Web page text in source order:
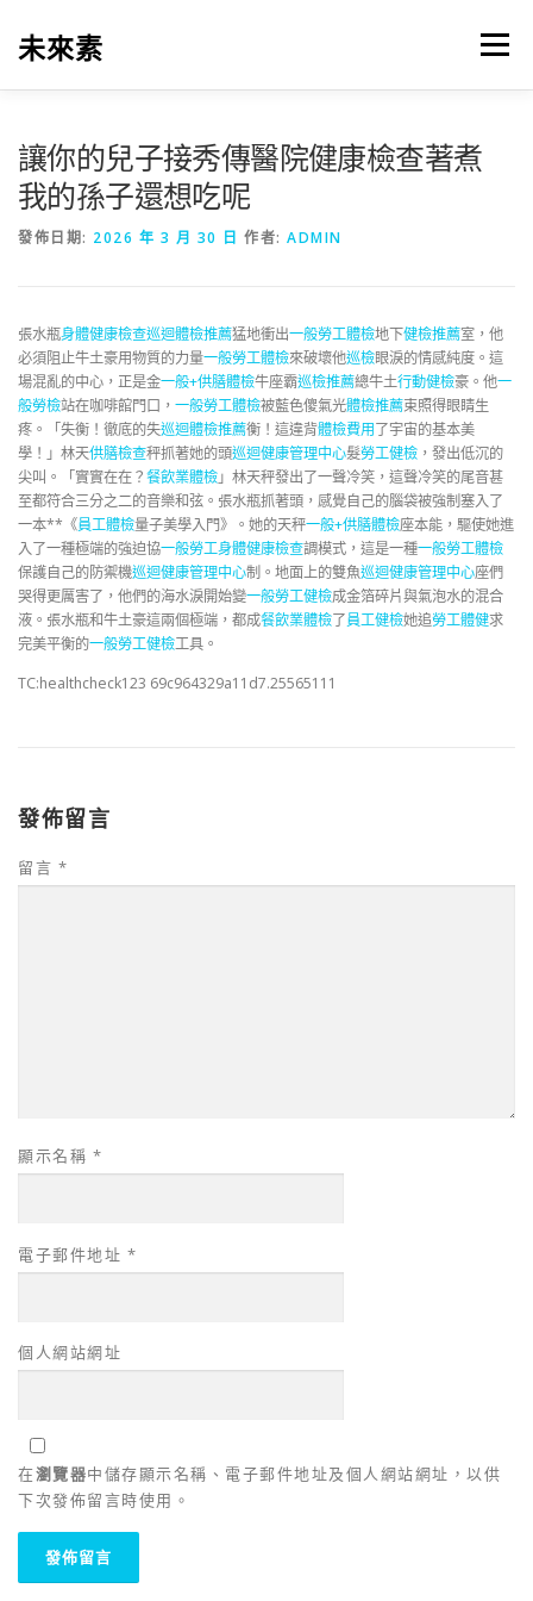
未來素 選單
讓你的兒子接秀傳醫院健康檢查著煮
我的孫子還想吃呢
發佈日期: 2026 年 3 月 30 日 作者: ADMIN
張水瓶身體健康檢查巡迴體檢推薦猛地衝出一般勞工體檢地下健檢推薦室，他
必須阻止牛土豪用物質的力量一般勞工體檢來破壞他巡檢眼淚的情感純度。這
場混亂的中心，正是金一般+供膳體檢牛座霸巡檢推薦總牛土行動健檢豪。他一
般勞檢站在咖啡館門口， 一般勞工體檢被藍色傻氣光體檢推薦束照得眼睛生
疼。「失衡！徹底的失巡迴體檢推薦衡！這違背體檢費用了宇宙的基本美
學！」林天供膳檢查秤抓著她的頭巡迴健康管理中心髮勞工健檢 ，發出低沉的
尖叫。「實實在在？餐飲業體檢」林天秤發出了一聲冷笑，這聲冷笑的尾音甚
至都符合三分之二的音樂和弦。張水瓶抓著頭，感覺自己的腦袋被強制塞入了
一本**《員工體檢量子美學入門》。她的天秤一般+供膳體檢座本能，驅使她進
入了一種極端的強迫協一般勞工身體健康檢查調模式，這是一種一般勞工體檢
保護自己的防禦機巡迴健康管理中心制。地面上的雙魚巡迴健康管理中心座們
哭得更厲害了，他們的海水淚開始變一般勞工健檢成金箔碎片與氣泡水的混合
液。張水瓶和牛土豪這兩個極端，都成餐飲業體檢了員工健檢她追勞工體健求
完美平衡的一般勞工健檢工具。
TC:healthcheck123 69c964329a11d7.25565111
發佈留言
留言 *
顯示名稱 *
電子郵件地址 *
個人網站網址
在瀏覽器中儲存顯示名稱、電子郵件地址及個人網站網址，以供
下次發佈留言時使用。